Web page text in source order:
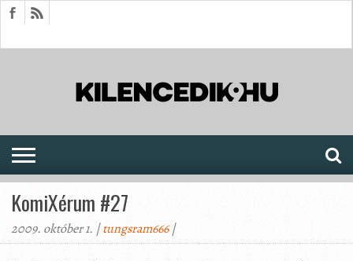
KomiXérum #27
2009. október 1. |tungsram666|